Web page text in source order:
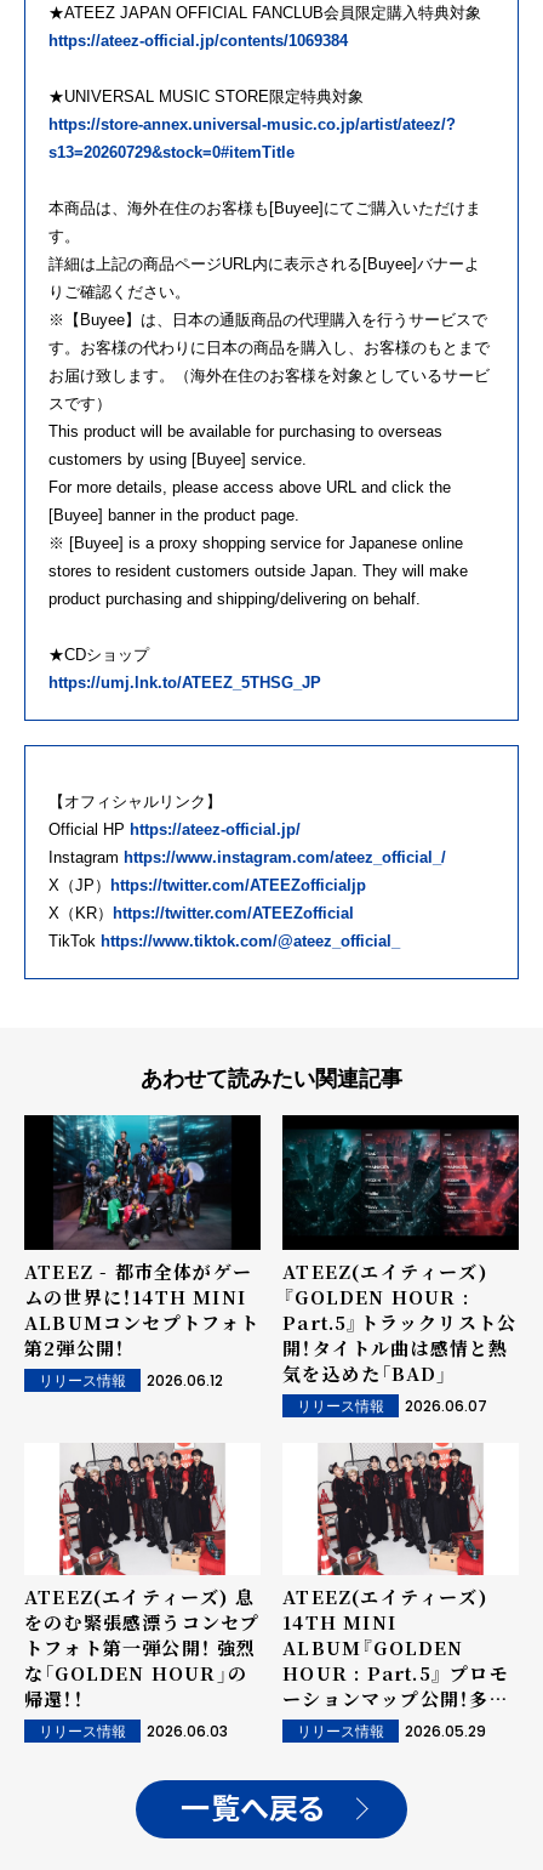
★ATEEZ JAPAN OFFICIAL FANCLUB会員限定購入特典対象
https://ateez-official.jp/contents/1069384
★UNIVERSAL MUSIC STORE限定特典対象
https://store-annex.universal-music.co.jp/artist/ateez/?
s13=20260729&stock=0#itemTitle
本商品は、海外在住のお客様も[Buyee]にてご購入いただけま
す。
詳細は上記の商品ページURL内に表示される[Buyee]バナーよ
りご確認ください。
※【Buyee】は、日本の通販商品の代理購入を行うサービスで
す。お客様の代わりに日本の商品を購入し、お客様のもとまで
お届け致します。（海外在住のお客様を対象としているサービ
スです）
This product will be available for purchasing to overseas
customers by using [Buyee] service.
For more details, please access above URL and click the
[Buyee] banner in the product page.
※ [Buyee] is a proxy shopping service for Japanese online
stores to resident customers outside Japan. They will make
product purchasing and shipping/delivering on behalf.
★CDショップ
https://umj.lnk.to/ATEEZ_5THSG_JP
【オフィシャルリンク】
Official HP https://ateez-official.jp/
Instagram https://www.instagram.com/ateez_official_/
X（JP）
https://twitter.com/ATEEZofficialjp
X（KR）
https://twitter.com/ATEEZofficial
TikTok https://www.tiktok.com/@ateez_official_
あわせて読みたい関連記事
ATEEZ - 都市全体がゲー
ムの世界に！14TH MINI
ALBUMコンセプトフォト
第2弾公開！
リリース情報 2026.06.12
ATEEZ(エイティーズ)
『GOLDEN HOUR :
Part.5』トラックリスト公
開！タイトル曲は感情と熱
気を込めた「BAD」
リリース情報 2026.06.07
ATEEZ(エイティーズ) 息
をのむ緊張感漂うコンセプ
トフォト第一弾公開！ 強烈
な「GOLDEN HOUR」の
帰還！！
リリース情報 2026.06.03
ATEEZ(エイティーズ)
14TH MINI
ALBUM『GOLDEN
HOUR : Part.5』 プロモ
ーションマップ公開！多彩
なコンテンツを予告
リリース情報 2026.05.29
一覧へ戻る